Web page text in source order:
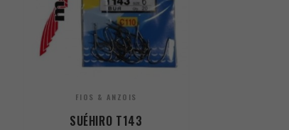
FIOS & ANZOIS
SUÉHIRO T143